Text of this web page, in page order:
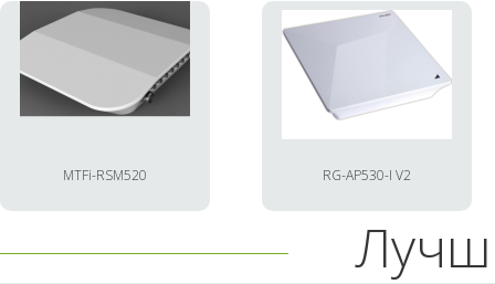
MTFi-RSM520 RG-AP530-I V2